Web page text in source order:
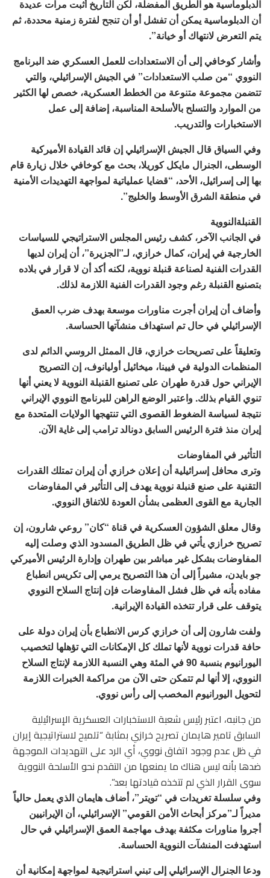
الدبلوماسية هو الطريق المفضلة، لكن التاريخ أثبت مرات عديدة
أن الدبلوماسية يمكن أن تفشل أو أن تنجح لفترة زمنية محددة، ثم
يتم التعرض لانتهاك أو خيانة”.
وأشار كوخافي إلى أن الاستعدادات للعمل العسكري ضد البرنامج
النووي “من صلب الاستعدادات” في الجيش الإسرائيلي، والتي
تتضمن مجموعة متنوعة من الخطط العسكرية، خصص لها الكثير
من الموارد والتسلح بالأسلحة المناسبة، إضافة إلى عمل
الاستخبارات والتدريب.
وفي السياق قال الجيش الإسرائيلي إن قائد القيادة الأميركية
الوسطى، الجنرال مايكل كوريلا، بحث مع كوخافي خلال زيارة قام
بها إلى إسرائيل، الأحد، “قضايا عملياتية لمواجهة التهديدات الأمنية
في منطقة الشرق الأوسط والخليج”.
القنبلةالنووية
في الجانب الآخر، كشف رئيس المجلس الاستراتيجي للسياسات
الخارجية في إيران، كمال خرازي، لـ”الجزيرة”، أن إيران لديها
القدرات الفنية لصناعة قنبلة نووية، لكنه أكد أن لا قرار في بلاده
بتصنيع القنبلة رغم وجود القدرات الفنية اللازمة لذلك.
وأضاف أن إيران أجرت مناورات موسعة بهدف ضرب العمق
الإسرائيلي في حال تم استهداف منشآتها الحساسة.
وتعليقاً على تصريحات خرازي، قال الممثل الروسي الدائم لدى
المنظمات الدولية في فيينا، ميخائيل أوليانوف، إن التصريح
الإيراني حول قدرة طهران على تصنيع القنبلة النووية لا يعني أنها
تنوي القيام بذلك. واعتبر الوضع الراهن للبرنامج النووي الإيراني
نتيجة لسياسة الضغوط القصوى التي تنتهجها الولايات المتحدة مع
إيران منذ فترة الرئيس السابق دونالد ترامب إلى غاية الآن.
التأثير في المفاوضات
وترى محافل إسرائيلية أن إعلان خرازي أن إيران تمتلك القدرات
التقنية على صنع قنبلة نووية يهدف إلى التأثير في المفاوضات
الجارية مع القوى العظمى بشأن العودة للاتفاق النووي.
وقال معلق الشؤون العسكرية في قناة “كان” روعي شارون، إن
تصريح خرازي يأتي في ظل الطريق المسدود الذي وصلت إليه
المفاوضات بشكل غير مباشر بين طهران وإدارة الرئيس الأميركي
جو بايدن، مشيراً إلى أن هذا التصريح يرمي إلى تكريس انطباع
مفاده بأنه في ظل فشل المفاوضات فإن إنتاج السلاح النووي
يتوقف على قرار تتخذه القيادة الإيرانية.
ولفت شارون إلى أن خرازي كرس الانطباع بأن إيران دولة على
حافة قدرات نووية لأنها تملك كل الإمكانات التي تؤهلها لتخصيب
اليورانيوم بنسبة 90 في المئة وهي النسبة اللازمة لإنتاج السلاح
النووي، إلا أنها لم تتمكن حتى الآن من مراكمة الخبرات اللازمة
لتحويل اليورانيوم المخصب إلى رأس نووي.
من جانبه، اعتبر رئيس شعبة الاستخبارات العسكرية الإسرائيلية
السابق تامير هايمان تصريح خرازي بمثابة “تلميح لاستراتيجية إيران
في ظل عدم وجود اتفاق نووي، أي الرد على التهديدات الموجهة
ضدها بأنه ليس هناك ما يمنعها من التقدم نحو الأسلحة النووية
سوى القرار الذي لم تتخذه قيادتها بعد”.
وفي سلسلة تغريدات في “تويتر”، أضاف هايمان الذي يعمل حالياً
مديراً لـ”مركز أبحاث الأمن القومي” الإسرائيلي، أن الإيرانيين
أجروا مناورات مكثفة بهدف مهاجمة العمق الإسرائيلي في حال
استهدفت المنشآت النووية الحساسة.
ودعا الجنرال الإسرائيلي إلى تبني استراتيجية لمواجهة إمكانية أن